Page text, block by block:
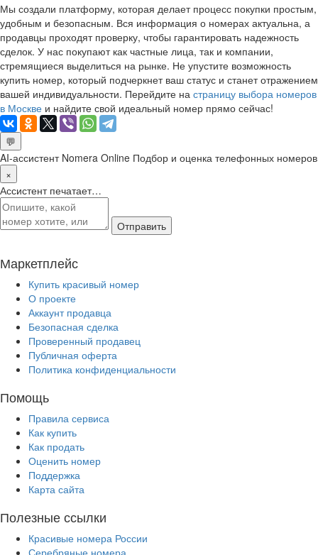
Мы создали платформу, которая делает процесс покупки простым,
удобным и безопасным. Вся информация о номерах актуальна, а
продавцы проходят проверку, чтобы гарантировать надежность
сделок. У нас покупают как частные лица, так и компании,
стремящиеся выделиться на рынке. Не упустите возможность
купить номер, который подчеркнет ваш статус и станет отражением
вашей индивидуальности. Перейдите на страницу выбора номеров
в Москве и найдите свой идеальный номер прямо сейчас!
💬
AI-ассистент Nomera Online Подбор и оценка телефонных номеров
×
Ассистент печатает…
Отправить
Маркетплейс
Купить красивый номер
О проекте
Аккаунт продавца
Безопасная сделка
Проверенный продавец
Публичная оферта
Политика конфиденциальности
Помощь
Правила сервиса
Как купить
Как продать
Оценить номер
Поддержка
Карта сайта
Полезные ссылки
Красивые номера России
Серебряные номера